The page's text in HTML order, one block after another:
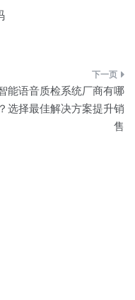
能语音质检系统厂商有哪
选择最佳解决方案提升销
售